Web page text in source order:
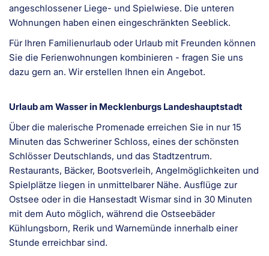
angeschlossener Liege- und Spielwiese. Die unteren
Wohnungen haben einen eingeschränkten Seeblick.
Für Ihren Familienurlaub oder Urlaub mit Freunden können
Sie die Ferienwohnungen kombinieren - fragen Sie uns
dazu gern an. Wir erstellen Ihnen ein Angebot.
Urlaub am Wasser in Mecklenburgs Landeshauptstadt
Über die malerische Promenade erreichen Sie in nur 15
Minuten das Schweriner Schloss, eines der schönsten
Schlösser Deutschlands, und das Stadtzentrum.
Restaurants, Bäcker, Bootsverleih, Angelmöglichkeiten und
Spielplätze liegen in unmittelbarer Nähe. Ausflüge zur
Ostsee oder in die Hansestadt Wismar sind in 30 Minuten
mit dem Auto möglich, während die Ostseebäder
Kühlungsborn, Rerik und Warnemünde innerhalb einer
Stunde erreichbar sind.